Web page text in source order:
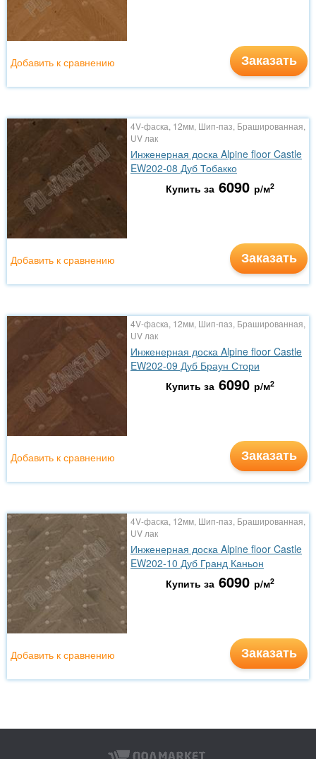
Заказать
Добавить к сравнению
4V-фаска, 12мм, Шип-паз, Брашированная,
UV лак
Инженерная доска Alpine floor Castle
EW202-08 Дуб Тобакко
Купить за 6090 р/м2
Заказать
Добавить к сравнению
4V-фаска, 12мм, Шип-паз, Брашированная,
UV лак
Инженерная доска Alpine floor Castle
EW202-09 Дуб Браун Стори
Купить за 6090 р/м2
Заказать
Добавить к сравнению
4V-фаска, 12мм, Шип-паз, Брашированная,
UV лак
Инженерная доска Alpine floor Castle
EW202-10 Дуб Гранд Каньон
Купить за 6090 р/м2
Заказать
Добавить к сравнению